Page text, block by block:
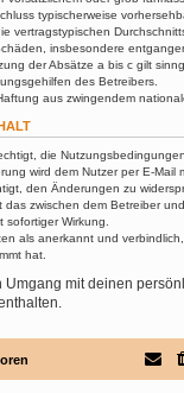
typischerweise
vertragstypischen
insbesondere
der Absätze a bis c gilt
des Betreibers.
aus zwingendem
die
wird dem Nutzer per E-Mail
den Änderungen zu
das zwischen dem Betreiber
sofortiger Wirkung.
als anerkannt und
hat.
Umgang mit deinen